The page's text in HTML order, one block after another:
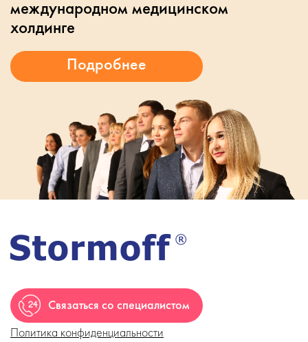
международном медицинском
холдинге
Связаться со специалистом
Политика конфиденциальности